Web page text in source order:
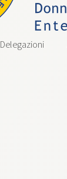
Delegazioni